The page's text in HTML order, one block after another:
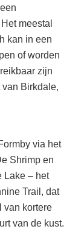
meestal
kan in een
of worden
zijn
Birkdale,
via het
Shrimp en
Lake – het
Trail, dat
van kortere
van de kust.